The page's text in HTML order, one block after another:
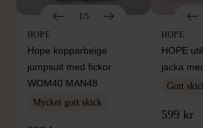
1/5
HOPE
Hope kopparbeige
jumpsuit med fickor
WOM40 MAN48
Mycket gott skick
HOPE
HOPE
jacka
Gott
599 kr